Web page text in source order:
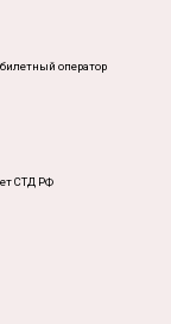
оператор
СТД РФ